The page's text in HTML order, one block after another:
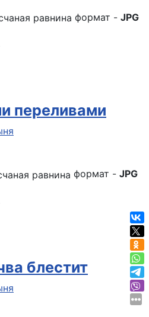
формат - JPG
переливами
формат - JPG
блестит